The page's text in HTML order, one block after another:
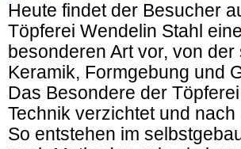
Heute findet der Besucher
Töpferei Wendelin Stahl
besonderen Art vor, von
Keramik, Formgebung und
Das Besondere der
Technik verzichtet und
So entstehen im